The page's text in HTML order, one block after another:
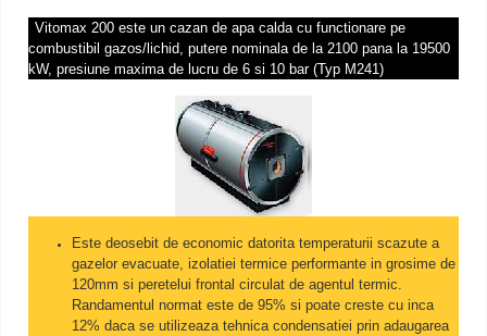
Vitomax 200 este un cazan de apa calda cu functionare pe
combustibil gazos/lichid, putere nominala de la 2100 pana la 19500
kW, presiune maxima de lucru de 6 si 10 bar (Typ M241)
Este deosebit de economic datorita temperaturii scazute a
gazelor evacuate, izolatiei termice performante in grosime de
120mm si peretelui frontal circulat de agentul termic.
Randamentul normat este de 95% si poate creste cu inca
12% daca se utilizeaza tehnica condensatiei prin adaugarea